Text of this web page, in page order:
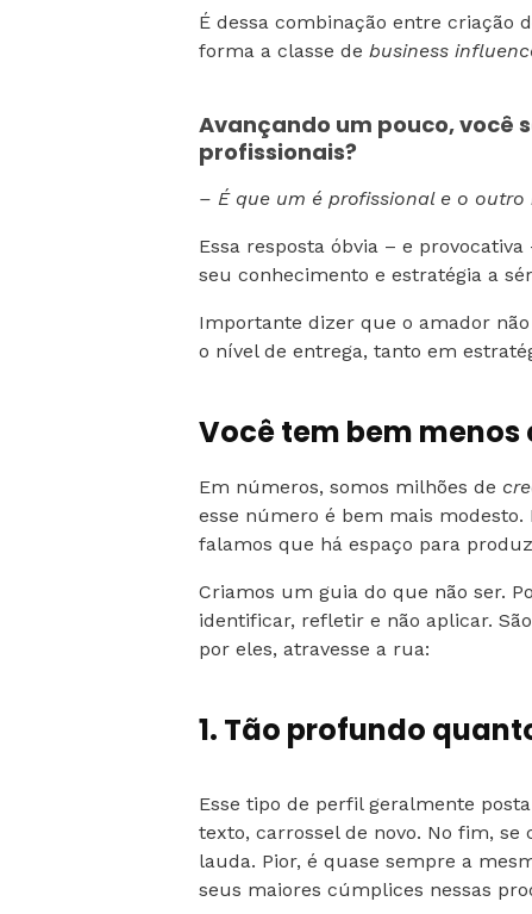
É dessa combinação entre criação
forma a classe de business
Avançando um pouco, você
profissionais?
– É que um é profissional e o outro
Essa resposta óbvia – e
seu conhecimento e estratégia a
Importante dizer que o amador
o nível de entrega, tanto em
Você tem bem
Em números, somos milhões de
esse número é bem mais
falamos que há espaço para
Criamos um guia do que não ser.
identificar, refletir e não aplicar.
por eles, atravesse a rua:
1. Tão profundo
Esse tipo de perfil geralmente
texto, carrossel de novo. No fim,
lauda. Pior, é quase sempre a
seus maiores cúmplices nessas